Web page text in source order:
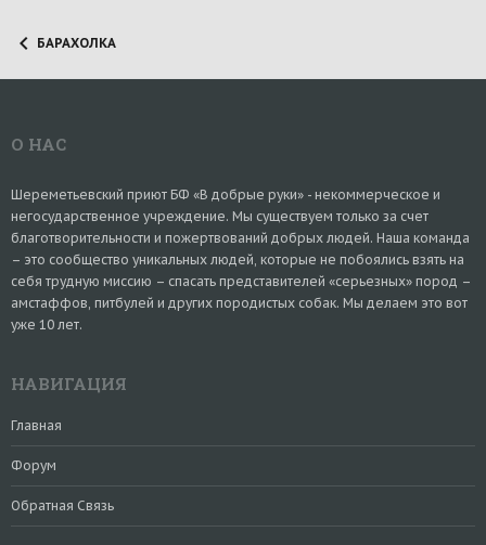
БАРАХОЛКА
О НАС
Шереметьевский приют БФ «В добрые руки» - некоммерческое и
негосударственное учреждение. Мы существуем только за счет
благотворительности и пожертвований добрых людей. Наша команда
– это сообщество уникальных людей, которые не побоялись взять на
себя трудную миссию – спасать представителей «серьезных» пород –
амстаффов, питбулей и других породистых собак. Мы делаем это вот
уже 10 лет.
НАВИГАЦИЯ
Главная
Форум
Обратная Связь